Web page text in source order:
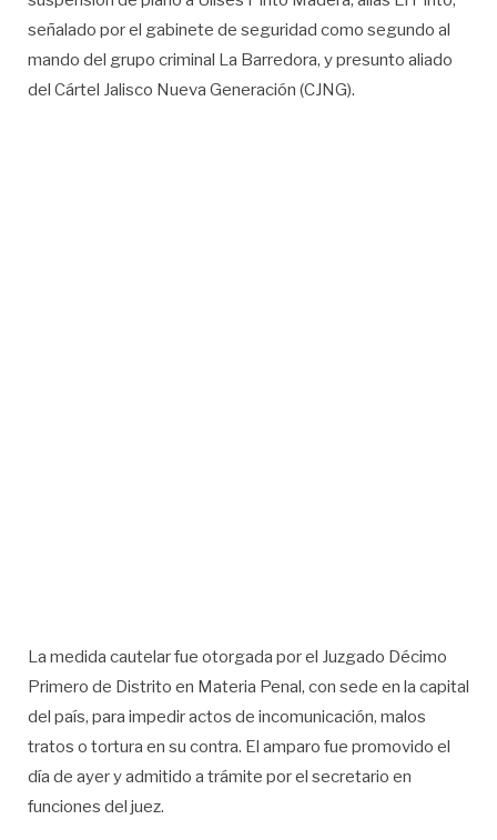
señalado por el gabinete de seguridad como segundo al
mando del grupo criminal La Barredora, y presunto aliado
del Cártel Jalisco Nueva Generación (CJNG).
La medida cautelar fue otorgada por el Juzgado Décimo
Primero de Distrito en Materia Penal, con sede en la capital
del país, para impedir actos de incomunicación, malos
tratos o tortura en su contra. El amparo fue promovido el
día de ayer y admitido a trámite por el secretario en
funciones del juez.